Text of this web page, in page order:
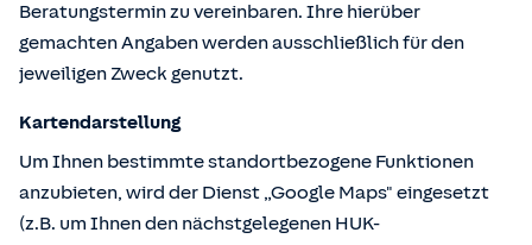
Beratungstermin zu vereinbaren. Ihre hierüber
gemachten Angaben werden ausschließlich für den
jeweiligen Zweck genutzt.
Kartendarstellung
Um Ihnen bestimmte standortbezogene Funktionen
anzubieten, wird der Dienst „Google Maps" eingesetzt
(z.B. um Ihnen den nächstgelegenen HUK-